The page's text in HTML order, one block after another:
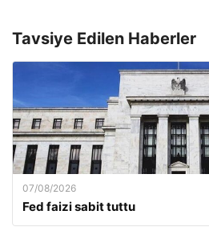
Tavsiye Edilen Haberler
07/08/2026
Fed faizi sabit tuttu